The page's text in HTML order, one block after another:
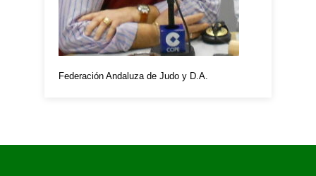
Federación Andaluza de Judo y D.A.